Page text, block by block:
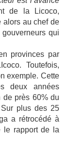
de la Licoco,
alors au chef de
qui
provinces par
Toutefois,
exemple. Cette
deux années
de près 60% du
plus des 25
a rétrocédé à
le rapport de la